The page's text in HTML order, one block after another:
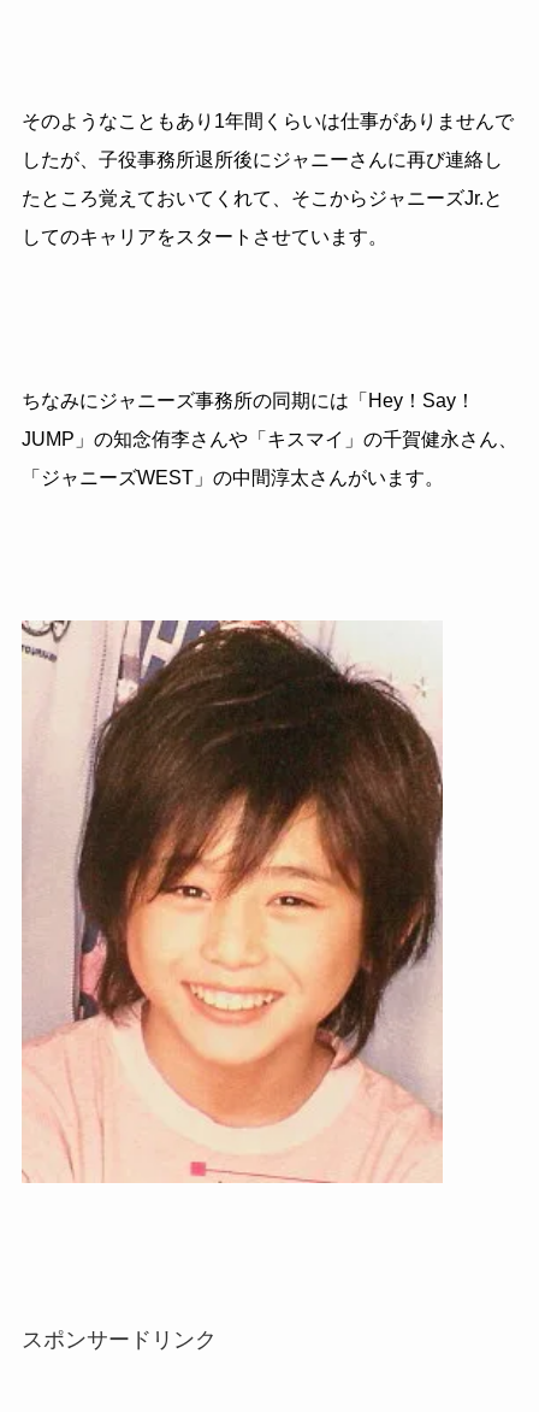
そのようなこともあり1年間くらいは仕事がありませんで
したが、子役事務所退所後にジャニーさんに再び連絡し
たところ覚えておいてくれて、そこからジャニーズJr.と
してのキャリアをスタートさせています。
ちなみにジャニーズ事務所の同期には 「Hey！ Say！
JUMP」の知念侑李さんや「キスマイ」の千賀健永さん、
「ジャニーズWEST」の中間淳太さんがいます。
スポンサードリンク